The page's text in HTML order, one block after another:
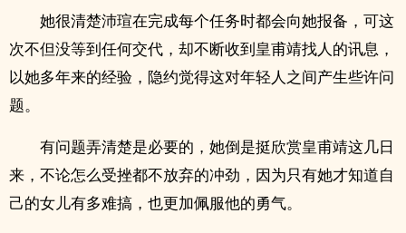
她很清楚沛瑄在完成每个任务时都会向她报备，可这
次不但没等到任何交代，却不断收到皇甫靖找人的讯息，
以她多年来的经验，隐约觉得这对年轻人之间产生些许问
题。
有问题弄清楚是必要的，她倒是挺欣赏皇甫靖这几日
来，不论怎么受挫都不放弃的冲劲，因为只有她才知道自
己的女儿有多难搞，也更加佩服他的勇气。